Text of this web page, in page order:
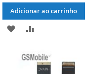
Adicionar ao carrinho
ADICIONAR
LISTACOMPARAÇÃO